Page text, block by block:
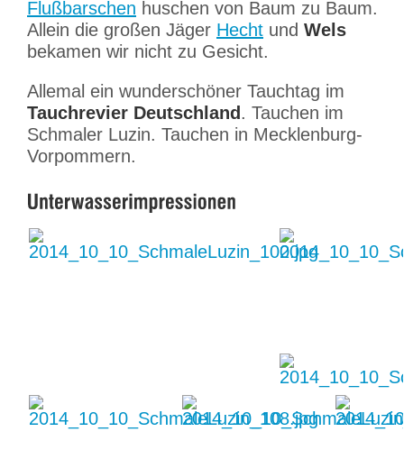
Flußbarschen huschen von Baum zu Baum.
Allein die großen Jäger Hecht und Wels
bekamen wir nicht zu Gesicht.
Allemal ein wunderschöner Tauchtag im
Tauchrevier Deutschland . Tauchen im
Schmaler Luzin. Tauchen in Mecklenburg-
Vorpommern.